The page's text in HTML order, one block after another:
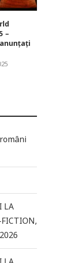
–
LA
FICTION,